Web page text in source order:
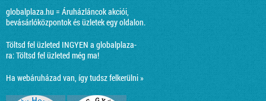
globalplaza.hu = Áruházláncok akciói,
bevásárlóközpontok és üzletek egy oldalon.
Töltsd fel üzleted INGYEN a globalplaza-
ra:Töltsd fel üzleted még ma!
Ha webáruházad van, így tudsz felkerülni »